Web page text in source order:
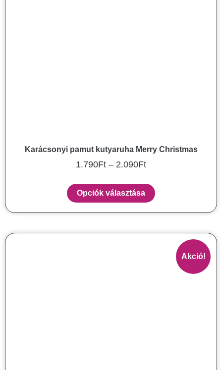
Karácsonyi pamut kutyaruha Merry Christmas
1.790Ft – 2.090Ft
Opciók választása
Akció!